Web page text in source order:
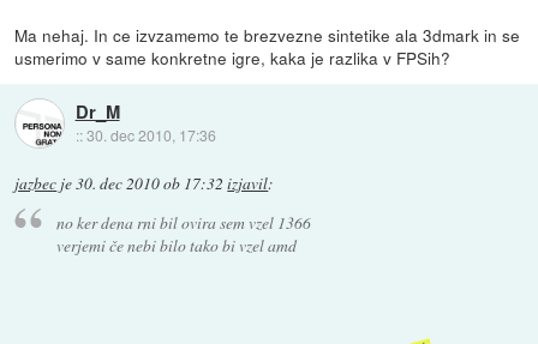
Ma nehaj. In ce izvzamemo te brezvezne sintetike ala 3dmark in se
usmerimo v same konkretne igre, kaka je razlika v FPSih?
Dr_M
::30. dec 2010, 17:36
jazbec je30. dec 2010 ob 17:32 izjavil:
no ker dena rni bil ovira sem vzel 1366
verjemi če nebi bilo tako bi vzel amd